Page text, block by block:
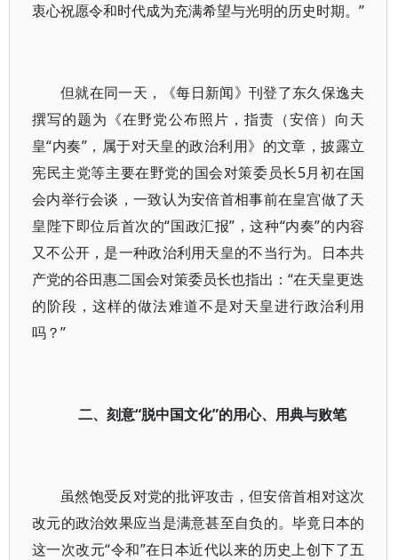
衷心祝愿令和时代成为充满希望与光明的历史时期。”
但就在同一天，《每日新闻》刊登了东久保逸夫
撰写的题为《在野党公布照片，指责（安倍）向天
皇“内奏”，属于对天皇的政治利用》的文章，披露立
宪民主党等主要在野党的国会对策委员长5月初在国
会内举行会谈，一致认为安倍首相事前在皇宫做了天
皇陛下即位后首次的“国政汇报”，这种“内奏”的内容
又不公开，是一种政治利用天皇的不当行为。日本共
产党的谷田惠二国会对策委员长也指出：“在天皇更迭
的阶段，这样的做法难道不是对天皇进行政治利用
吗？”
二、刻意“脱中国文化”的用心、用典与败笔
虽然饱受反对党的批评攻击，但安倍首相对这次
改元的政治效果应当是满意甚至自负的。毕竟日本的
这一次改元“令和”在日本近代以来的历史上创下了五